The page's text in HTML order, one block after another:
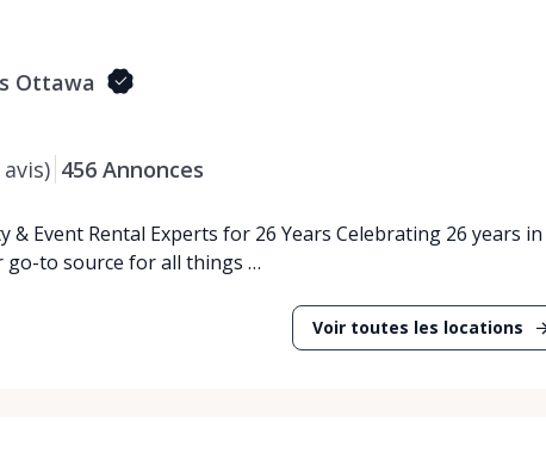
Ottawa
avis) 456 Annonces
& Event Rental Experts for 26 Years Celebrating 26 years in
go-to source for all things …
Voir toutes les locations